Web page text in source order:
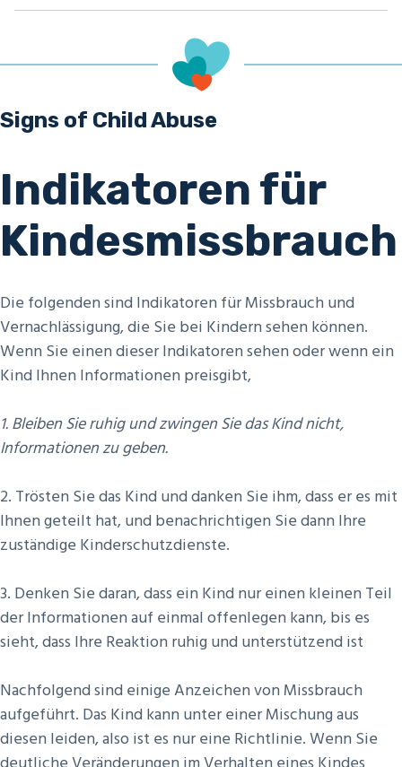
Signs of Child Abuse
Indikatoren für
Kindesmissbrauch
Die folgenden sind Indikatoren für Missbrauch und
Vernachlässigung, die Sie bei Kindern sehen können.
Wenn Sie einen dieser Indikatoren sehen oder wenn ein
Kind Ihnen Informationen preisgibt,
1. Bleiben Sie ruhig und zwingen Sie das Kind nicht,
Informationen zu geben.
2. Trösten Sie das Kind und danken Sie ihm, dass er es mit
Ihnen geteilt hat, und benachrichtigen Sie dann Ihre
zuständige Kinderschutzdienste.
3. Denken Sie daran, dass ein Kind nur einen kleinen Teil
der Informationen auf einmal offenlegen kann, bis es
sieht, dass Ihre Reaktion ruhig und unterstützend ist
Nachfolgend sind einige Anzeichen von Missbrauch
aufgeführt. Das Kind kann unter einer Mischung aus
diesen leiden, also ist es nur eine Richtlinie. Wenn Sie